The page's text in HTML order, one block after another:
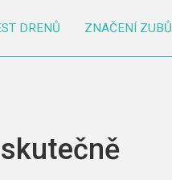
DRENŮ ZNAČENÍ ZUBŮ